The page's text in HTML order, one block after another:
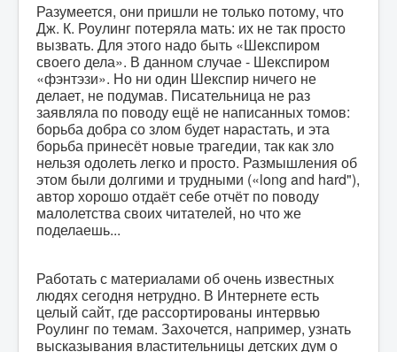
Разумеется, они пришли не только потому, что
Дж. К. Роулинг потеряла мать: их не так просто
вызвать. Для этого надо быть «Шекспиром
своего дела». В данном случае - Шекспиром
«фэнтэзи». Но ни один Шекспир ничего не
делает, не подумав. Писательница не раз
заявляла по поводу ещё не написанных томов:
борьба добра со злом будет нарастать, и эта
борьба принесёт новые трагедии, так как зло
нельзя одолеть легко и просто. Размышления об
этом были долгими и трудными («long and hard"),
автор хорошо отдаёт себе отчёт по поводу
малолетства своих читателей, но что же
поделаешь...
Работать с материалами об очень известных
людях сегодня нетрудно. В Интернете есть
целый сайт, где рассортированы интервью
Роулинг по темам. Захочется, например, узнать
высказывания властительницы детских дум о